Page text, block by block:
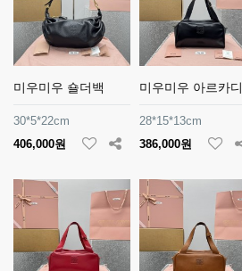
미우미우 숄더백
30*5*22cm
406,000원
미우미우 아르카디
28*15*13cm
386,000원